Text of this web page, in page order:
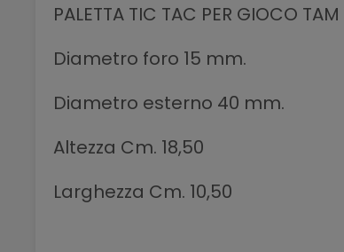
PALETTA TIC TAC PER GIOCO
Diametro foro 15 mm.
Diametro esterno 40 mm.
Altezza Cm. 18,50
Larghezza Cm. 10,50